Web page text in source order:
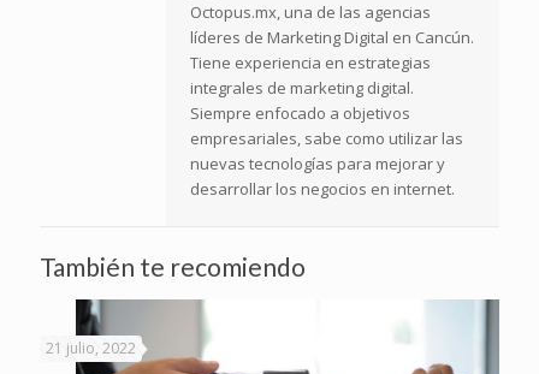
Octopus.mx, una de las agencias
líderes de Marketing Digital en Cancún.
Tiene experiencia en estrategias
integrales de marketing digital.
Siempre enfocado a objetivos
empresariales, sabe como utilizar las
nuevas tecnologías para mejorar y
desarrollar los negocios en internet.
También te recomiendo
21 julio, 2022